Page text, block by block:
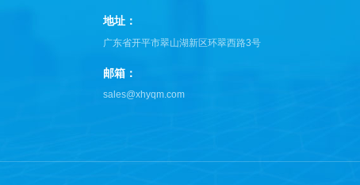
地址：
广东省开平市翠山湖新区环翠西路3号
邮箱：
sales@xhyqm.com